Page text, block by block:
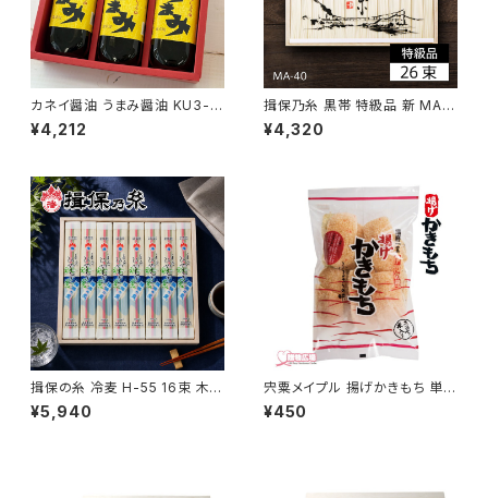
カネイ醤油 うまみ醤油 KU3-0
末廣醤油
¥4,212
揖保乃糸 黒帯 特級品 新 MA-
40B 26束 木箱入り
¥4,320
揖保の糸 冷麦 H-55 16束 木箱
入り
¥5,940
宍粟メイプル 揚げかきもち 単品
【揚げかき餅 揚げ餅 揚げおかき
】（旧：播磨一宮伊和の里杵つき
¥450